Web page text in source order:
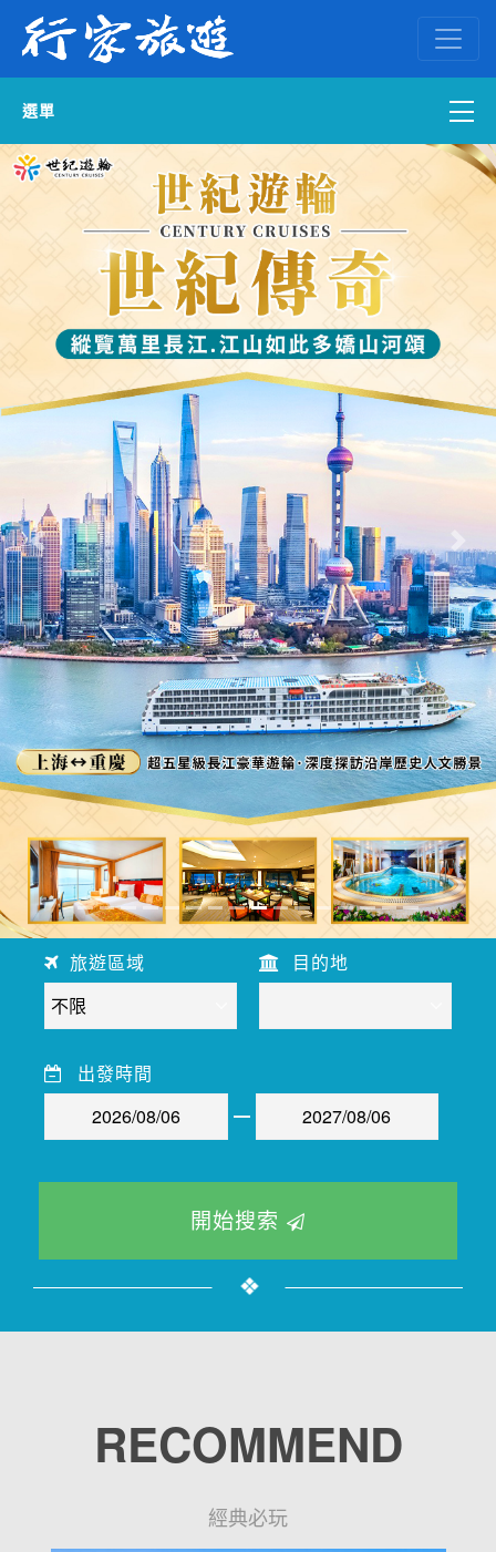
選單
國內外訂房
自組一團
中南部出發
國內旅遊
ENGLISH WEB
往前 往後
旅遊區域 目的地
出發時間
開始搜索
RECOMMEND
經典必玩